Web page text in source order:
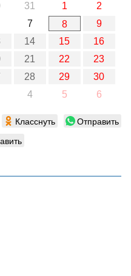
31 1
2
7 8
9
14 15
16
21 22
23
28 29
30
4 5 6
Класснуть
Отправить